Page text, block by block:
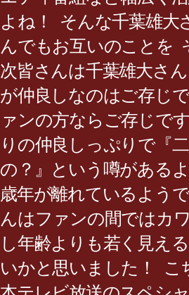
よね！ そんな千葉雄大
んでもお互いのことを
次皆さんは千葉雄大さ
が仲良しなのはご存じ
ァンの方ならご存じで
りの仲良しっぷりで『
の？』という噂がある
歳年が離れているよう
んはファンの間ではカ
し年齢よりも若く見え
いかと思いました！ こ